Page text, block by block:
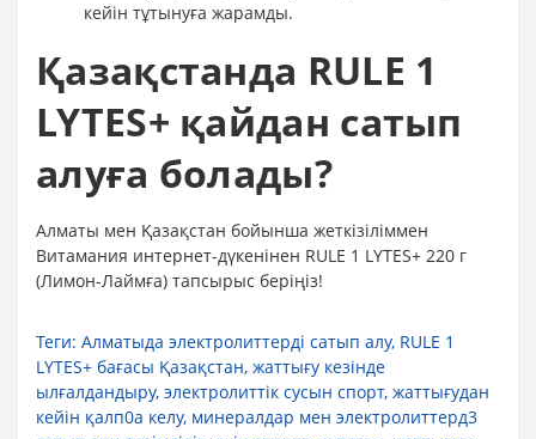
кейін тұтынуға жарамды.
Қазақстанда RULE 1
LYTES+ қайдан сатып
алуға болады?
Алматы мен Қазақстан бойынша жеткізіліммен
Витамания интернет-дүкенінен RULE 1 LYTES+ 220 г
(Лимон-Лаймға) тапсырыс беріңіз!
Теги: Алматыда электролиттерді сатып алу, RULE 1
LYTES+ бағасы Қазақстан, жаттығу кезінде
ылғалдандыру, электролиттік сусын спорт, жаттығудан
кейін қалп0а келу, минералдар мен электролиттерд3